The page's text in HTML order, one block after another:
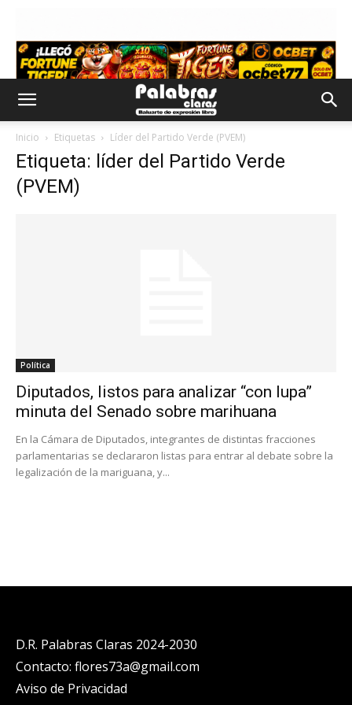
Inicio Etiquetas Líder del Partido Verde (PVEM)
Etiqueta: líder del Partido Verde
(PVEM)
Política
Diputados, listos para analizar “con lupa”
minuta del Senado sobre marihuana
En la Cámara de Diputados, integrantes de distintas fracciones
parlamentarias se declararon listas para entrar al debate sobre la
legalización de la mariguana, y...
D.R. Palabras Claras 2024-2030
Contacto: flores73a@gmail.com
Aviso de Privacidad